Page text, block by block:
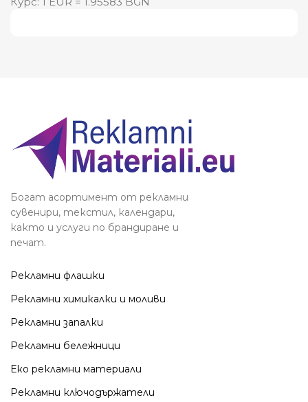
Богат асортимент от рекламни
сувенири, текстил, календари,
както и услуги по брандиране и
печат.
Рекламни флашки
Рекламни химикалки и моливи
Рекламни запалки
Рекламни бележници
Еко рекламни материали
Рекламни ключодържатели